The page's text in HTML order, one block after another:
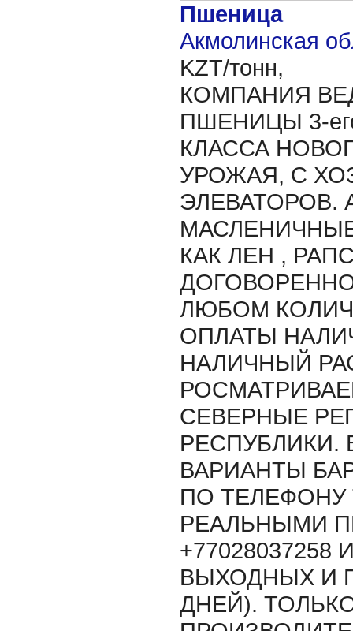
Пшеница
Акмолинская
KZT/тонн,
КОМПАНИЯ
ПШЕНИЦЫ 3-его
КЛАССА
УРОЖАЯ, С
ЭЛЕВАТОРОВ.
КАК ЛЕН ,
ЛЮБОМ
ОПЛАТЫ
НАЛИЧНЫЙ
СЕВЕРНЫЕ
ВАРИАНТЫ
ПО ТЕЛЕФОНУ
РЕАЛЬНЫМИ
ВЫХОДНЫХ И
ДНЕЙ).